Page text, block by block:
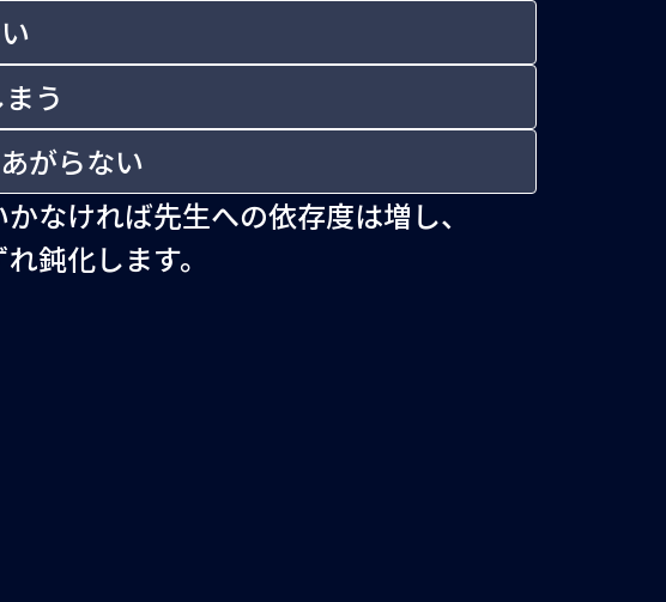
う
がらない
なければ先生への依存度は増し、
鈍化します。